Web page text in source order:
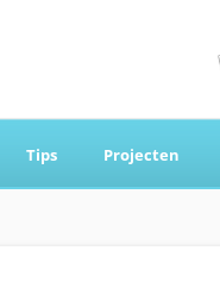
Ga
de
Tips Projecten